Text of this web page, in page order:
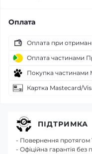
Оплата
Оплата при
Оплата частинами
Покупка
Картка Mastecard/
ПІДТРИМКА
- Повернення протягом
- Офіційна гарантія без